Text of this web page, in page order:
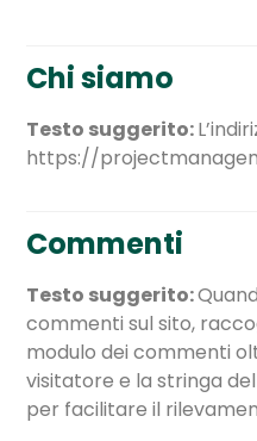
Chi siamo
Testo suggerito:
https://
Commenti
Testo suggerito:
commenti sul sito,
modulo dei commenti
visitatore e la stringa
per facilitare il